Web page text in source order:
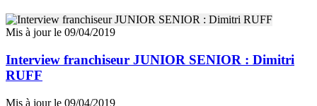
Mis à jour le 09/04/2019
Interview franchiseur JUNIOR SENIOR : Dimitri
RUFF
Mis à jour le 09/04/2019